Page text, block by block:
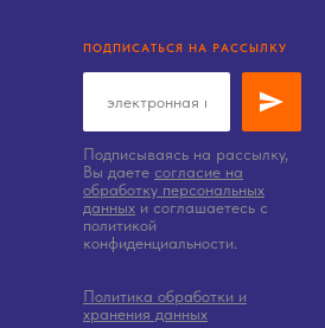
ПОДПИСАТЬСЯ НА РАССЫЛКУ
Подписываясь на рассылку,
Вы даете согласие на
обработку персональных
данных и соглашаетесь c
политикой
конфиденциальности.
Политика обработки и
хранения данных